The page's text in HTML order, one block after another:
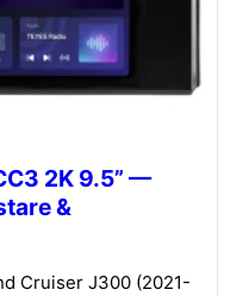
2K 9.5” —
&
Cruiser J300 (2021-